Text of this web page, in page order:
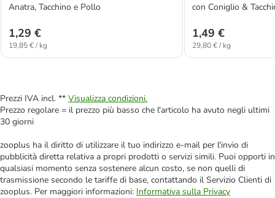
Anatra, Tacchino e Pollo
1,29 €
19,85 € / kg
con Coniglio &
1,49 €
29,80 € / kg
Prezzi IVA incl. ** Visualizza condizioni.
Prezzo regolare = il prezzo più basso che l'articolo ha avuto negli ultimi
30 giorni
zooplus ha il diritto di utilizzare il tuo indirizzo e-mail per l'invio di
pubblicità diretta relativa a propri prodotti o servizi simili. Puoi opporti in
qualsiasi momento senza sostenere alcun costo, se non quelli di
trasmissione secondo le tariffe di base, contattando il Servizio Clienti di
zooplus. Per maggiori informazioni: Informativa sulla Privacy